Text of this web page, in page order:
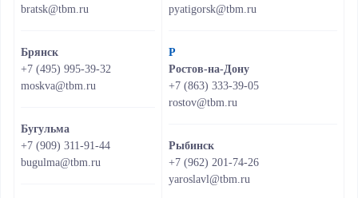
bratsk@tbm.ru
Брянск
+7 (495) 995-39-32
moskva@tbm.ru
Бугульма
+7 (909) 311-91-44
bugulma@tbm.ru
pyatigorsk@tbm.ru
Р
Ростов-на-Дону
+7 (863) 333-39-05
rostov@tbm.ru
Рыбинск
+7 (962) 201-74-26
yaroslavl@tbm.ru